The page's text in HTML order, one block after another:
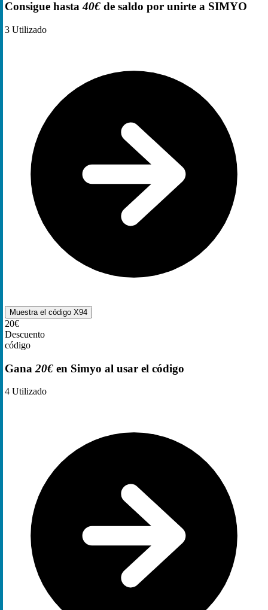
Consigue hasta40€ de saldo por unirte a SIMYO
3 Utilizado
Muestra el código X94
20€
Descuento
código
Gana 20€ en Simyo al usar el código
4 Utilizado